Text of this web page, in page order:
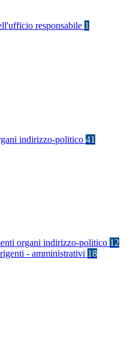
responsabile 1
indirizzo-politico 41
organi indirizzo-politico 12
- amministrativi 18